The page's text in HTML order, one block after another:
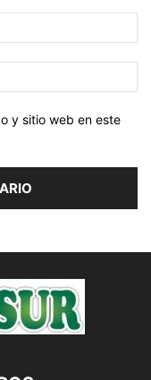
y sitio web en este